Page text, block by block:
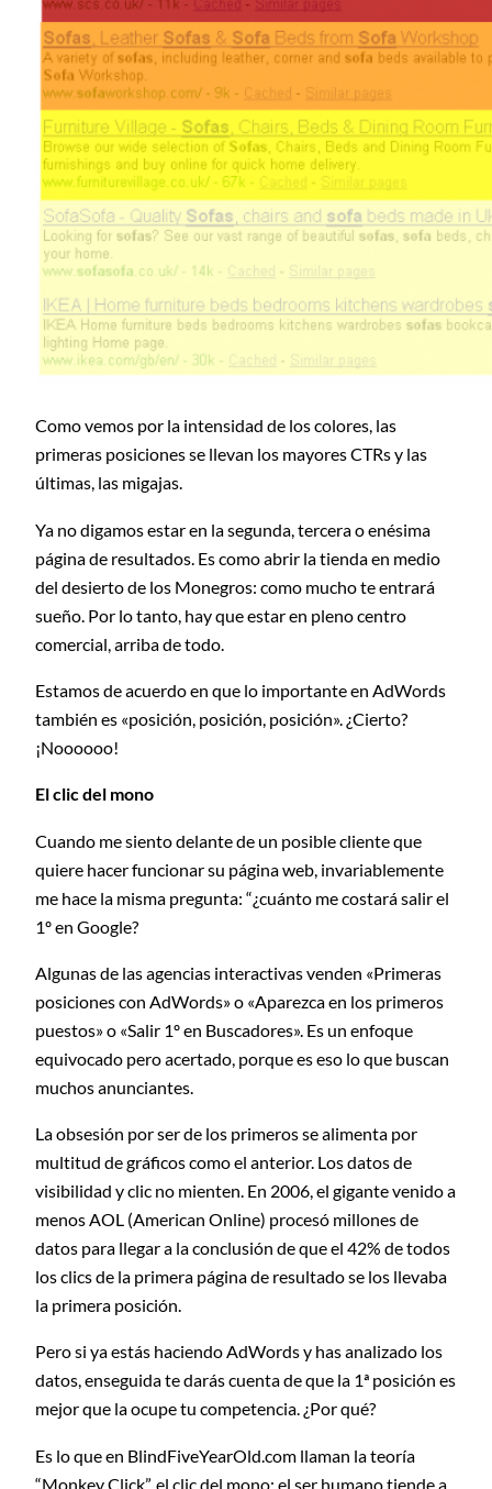
Como vemos por la intensidad de los colores, las
primeras posiciones se llevan los mayores CTRs y las
últimas, las migajas.
Ya no digamos estar en la segunda, tercera o enésima
página de resultados. Es como abrir la tienda en medio
del desierto de los Monegros: como mucho te entrará
sueño. Por lo tanto, hay que estar en pleno centro
comercial, arriba de todo.
Estamos de acuerdo en que lo importante en AdWords
también es «posición, posición, posición». ¿Cierto?
¡Noooooo!
El clic del mono
Cuando me siento delante de un posible cliente que
quiere hacer funcionar su página web, invariablemente
me hace la misma pregunta: “¿cuánto me costará salir el
1º en Google?
Algunas de las agencias interactivas venden «Primeras
posiciones con AdWords» o «Aparezca en los primeros
puestos» o «Salir 1º en Buscadores». Es un enfoque
equivocado pero acertado, porque es eso lo que buscan
muchos anunciantes.
La obsesión por ser de los primeros se alimenta por
multitud de gráficos como el anterior. Los datos de
visibilidad y clic no mienten. En 2006, el gigante venido a
menos AOL (American Online) procesó millones de
datos para llegar a la conclusión de que el 42% de todos
los clics de la primera página de resultado se los llevaba
la primera posición.
Pero si ya estás haciendo AdWords y has analizado los
datos, enseguida te darás cuenta de que la 1ª posición es
mejor que la ocupe tu competencia. ¿Por qué?
Es lo que en BlindFiveYearOld.com llaman la teoría
“Monkey Click”, el clic del mono: el ser humano tiende a